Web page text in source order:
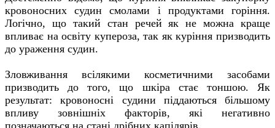
кровоносних судин смолами і продуктами горіння.
Логічно, що такий стан речей як не можна краще
впливає на освіту купероза, так як куріння призводить
до ураження судин.
Зловживання всілякими косметичними засобами
призводить до того, що шкіра стає тоншою. Як
результат: кровоносні судини піддаються більшому
впливу зовнішніх факторів, які негативно